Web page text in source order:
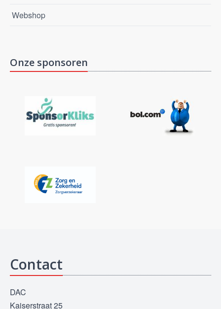
Webshop
Onze sponsoren
Contact
DAC
Kaiserstraat 25